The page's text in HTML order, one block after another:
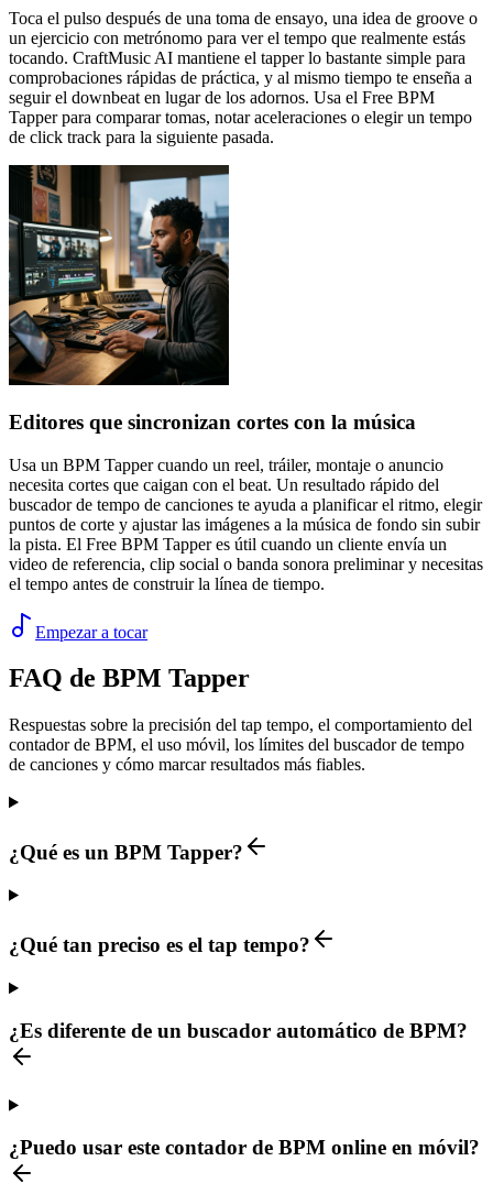
Toca el pulso después de una toma de ensayo, una idea de groove o
un ejercicio con metrónomo para ver el tempo que realmente estás
tocando. CraftMusic AI mantiene el tapper lo bastante simple para
comprobaciones rápidas de práctica, y al mismo tiempo te enseña a
seguir el downbeat en lugar de los adornos. Usa el Free BPM
Tapper para comparar tomas, notar aceleraciones o elegir un tempo
de click track para la siguiente pasada.
Editores que sincronizan cortes con la música
Usa un BPM Tapper cuando un reel, tráiler, montaje o anuncio
necesita cortes que caigan con el beat. Un resultado rápido del
buscador de tempo de canciones te ayuda a planificar el ritmo, elegir
puntos de corte y ajustar las imágenes a la música de fondo sin subir
la pista. El Free BPM Tapper es útil cuando un cliente envía un
video de referencia, clip social o banda sonora preliminar y necesitas
el tempo antes de construir la línea de tiempo.
Empezar a tocar
FAQ de BPM Tapper
Respuestas sobre la precisión del tap tempo, el comportamiento del
contador de BPM, el uso móvil, los límites del buscador de tempo
de canciones y cómo marcar resultados más fiables.
¿Qué es un BPM Tapper?
¿Qué tan preciso es el tap tempo?
¿Es diferente de un buscador automático de BPM?
¿Puedo usar este contador de BPM online en móvil?